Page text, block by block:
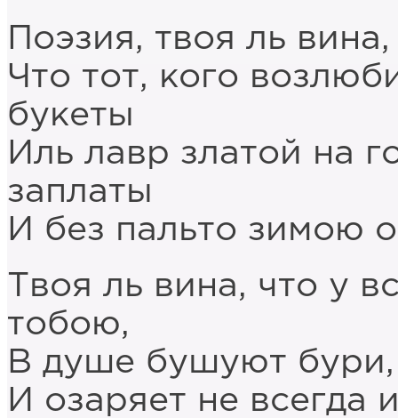
Поэзия, твоя ль
Что тот, кого
букеты
Иль лавр златой на
заплаты
И без пальто зимою
Твоя ль вина, что у
тобою,
В душе бушуют бури,
И озаряет не всегда